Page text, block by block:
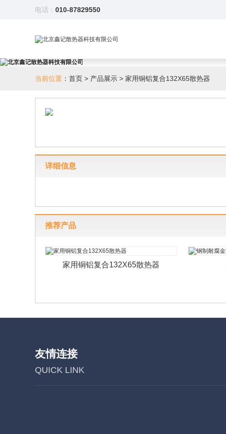
电话： 010-87829550
当前位置 ： 首页 > 产品展示 > 家用铜铝复合132X65散热器
详细信息
推荐产品
家用铜铝复合132X65散热器
友情连接
QUICK LINK